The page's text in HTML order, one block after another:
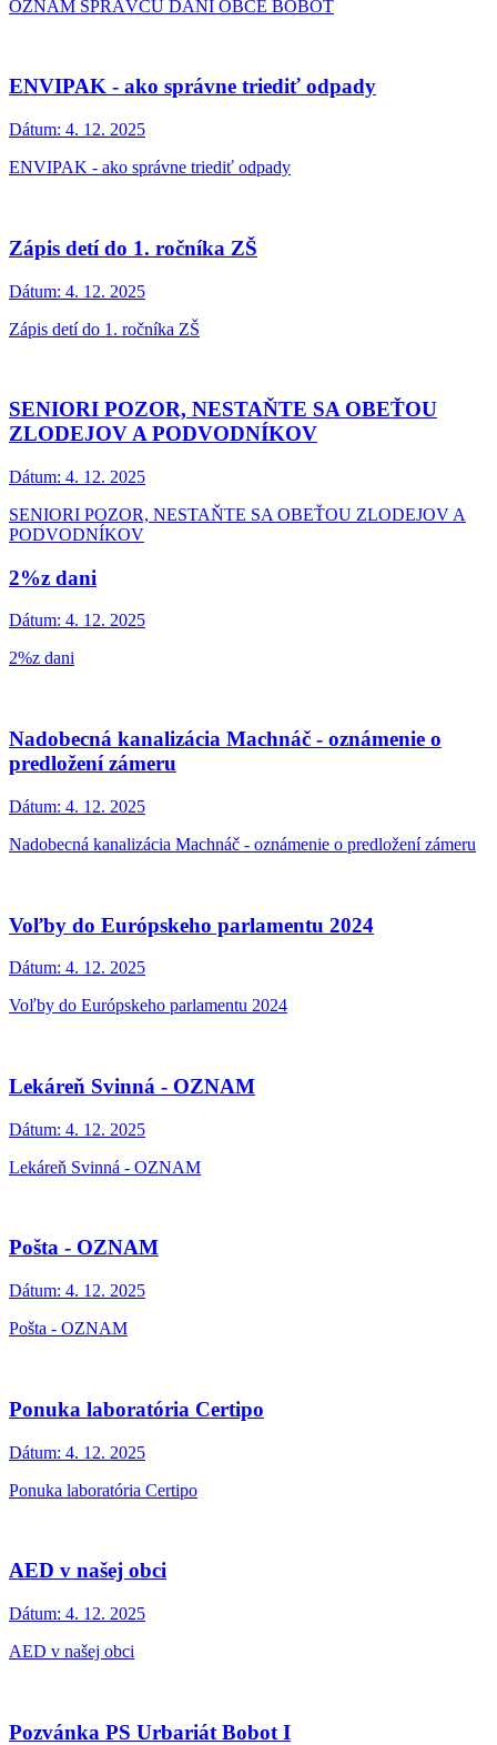
OZNAM SPRÁVCU DANÍ OBCE BOBOT
ENVIPAK - ako správne triediť odpady
Dátum: 4. 12. 2025
ENVIPAK - ako správne triediť odpady
Zápis detí do 1. ročníka ZŠ
Dátum: 4. 12. 2025
Zápis detí do 1. ročníka ZŠ
SENIORI POZOR, NESTAŇTE SA OBEŤOU
ZLODEJOV A PODVODNÍKOV
Dátum: 4. 12. 2025
SENIORI POZOR, NESTAŇTE SA OBEŤOU ZLODEJOV A
PODVODNÍKOV
2%z dani
Dátum: 4. 12. 2025
2%z dani
Nadobecná kanalizácia Machnáč - oznámenie o
predložení zámeru
Dátum: 4. 12. 2025
Nadobecná kanalizácia Machnáč - oznámenie o predložení zámeru
Voľby do Európskeho parlamentu 2024
Dátum: 4. 12. 2025
Voľby do Európskeho parlamentu 2024
Lekáreň Svinná - OZNAM
Dátum: 4. 12. 2025
Lekáreň Svinná - OZNAM
Pošta - OZNAM
Dátum: 4. 12. 2025
Pošta - OZNAM
Ponuka laboratória Certipo
Dátum: 4. 12. 2025
Ponuka laboratória Certipo
AED v našej obci
Dátum: 4. 12. 2025
AED v našej obci
Pozvánka PS Urbariát Bobot I